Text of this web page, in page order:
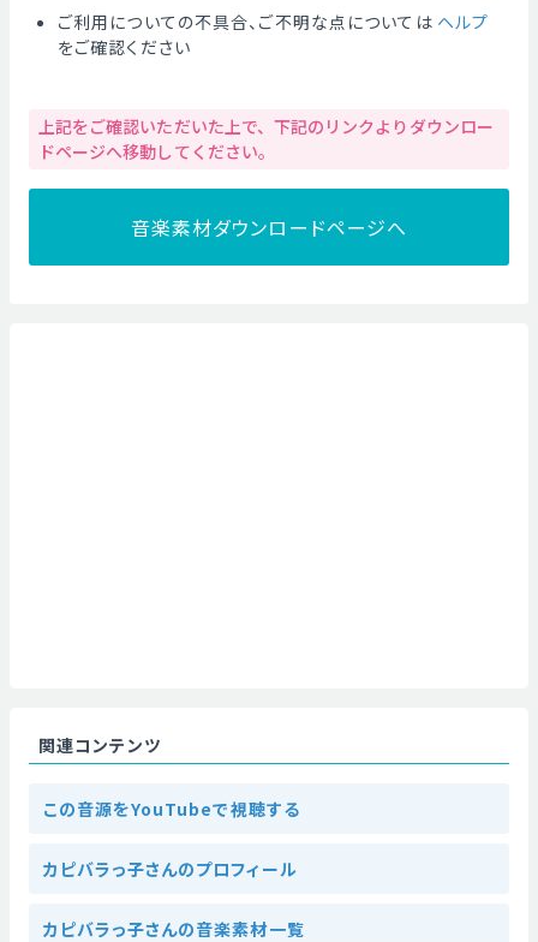
ご利用についての不具合、ご不明な点については ヘルプ
をご確認ください
上記をご確認いただいた上で、下記のリンクよりダウンロー
ドページへ移動してください。
音楽素材ダウンロードページへ
関連コンテンツ
この音源をYouTubeで視聴する
カピバラっ子さんのプロフィール
カピバラっ子さんの音楽素材一覧